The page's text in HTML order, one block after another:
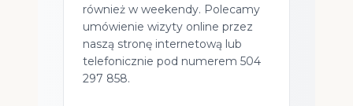
również w weekendy. Polecamy
umówienie wizyty online przez
naszą stronę internetową lub
telefonicznie pod numerem 504
297 858.